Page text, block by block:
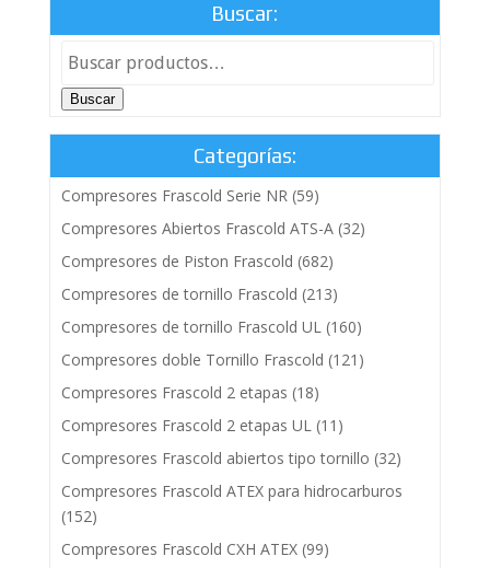
Buscar:
Buscar
Categorías:
Compresores Frascold Serie NR (59)
Compresores Abiertos Frascold ATS-A (32)
Compresores de Piston Frascold (682)
Compresores de tornillo Frascold (213)
Compresores de tornillo Frascold UL (160)
Compresores doble Tornillo Frascold (121)
Compresores Frascold 2 etapas (18)
Compresores Frascold 2 etapas UL (11)
Compresores Frascold abiertos tipo tornillo (32)
Compresores Frascold ATEX para hidrocarburos
(152)
Compresores Frascold CXH ATEX (99)